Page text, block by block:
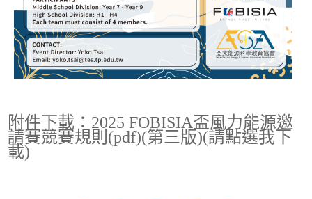
附件下載：2025 FOBISIA盃風力能源邀
請賽競賽規則(pdf)(第三版)(請點選我下
載)